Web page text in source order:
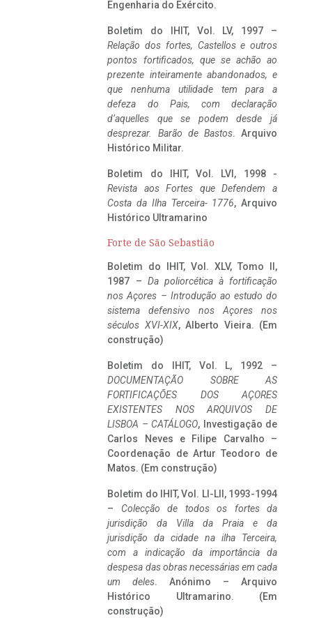
Engenharia do Exército.
Boletim do IHIT, Vol. LV, 1997 –
Relação dos fortes, Castellos e outros
pontos fortificados, que se achão ao
prezente inteiramente abandonados, e
que nenhuma utilidade tem para a
defeza do Pais, com declaração
d’aquelles que se podem desde já
desprezar. Barão de Bastos. Arquivo
Histórico Militar.
Boletim do IHIT, Vol. LVI, 1998 -
Revista aos Fortes que Defendem a
Costa da Ilha Terceira- 1776, Arquivo
Histórico Ultramarino
Forte de São Sebastião
Boletim do IHIT, Vol. XLV, Tomo II,
1987 – Da poliorcética à fortificação
nos Açores – Introdução ao estudo do
sistema defensivo nos Açores nos
séculos XVI-XIX, Alberto Vieira. (Em
construção)
Boletim do IHIT, Vol. L, 1992 –
DOCUMENTAÇÃO SOBRE AS
FORTIFICAÇÕES DOS AÇORES
EXISTENTES NOS ARQUIVOS DE
LISBOA – CATÁLOGO, Investigação de
Carlos Neves e Filipe Carvalho –
Coordenação de Artur Teodoro de
Matos. (Em construção)
Boletim do IHIT, Vol. LI-LII, 1993-1994
– Colecção de todos os fortes da
jurisdição da Villa da Praia e da
jurisdição da cidade na ilha Terceira,
com a indicação da importância da
despesa das obras necessárias em cada
um deles. Anónimo – Arquivo
Histórico Ultramarino. (Em
construção)